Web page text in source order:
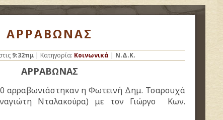
ΑΡΡΑΒΩΝΑΣ
9:32πμ | Κατηγορία: Κοινωνικά | Ν.Δ.Κ.
ΑΡΡΑΒΩΝΑΣ
αρραβωνιάστηκαν η Φωτεινή Δημ. Τσαρουχά
Νταλακούρα) με τον Γιώργο Κων.